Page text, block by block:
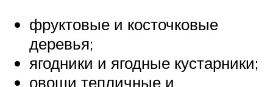
фруктовые и косточковые
деревья;
ягодники и ягодные кустарники;
овощи тепличные и